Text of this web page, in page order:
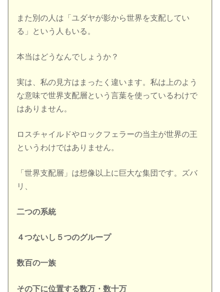
また別の人は「ユダヤが影から世界を支配してい
る」という人もいる。
本当はどうなんでしょうか？
実は、私の見方はまったく違います。私は上のよう
な意味で世界支配層という言葉を使っているわけで
はありません。
ロスチャイルドやロックフェラーの当主が世界の王
というわけではありません。
「世界支配層」は想像以上に巨大な集団です。ズバ
リ、
二つの系統
４つないし５つのグループ
数百の一族
その下に位置する数万・数十万